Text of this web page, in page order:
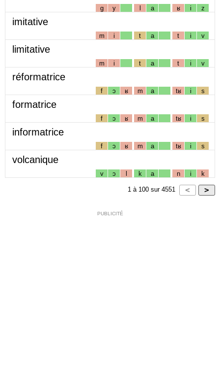
g y l a ʁ i z
imitative
m i t a t i v
limitative
m i t a t i v
réformatrice
f ɔ ʁ m a tʁ i s
formatrice
f ɔ ʁ m a tʁ i s
informatrice
f ɔ ʁ m a tʁ i s
volcanique
v ɔ l k a n i k
1 à 100 sur 4551
PUBLICITÉ